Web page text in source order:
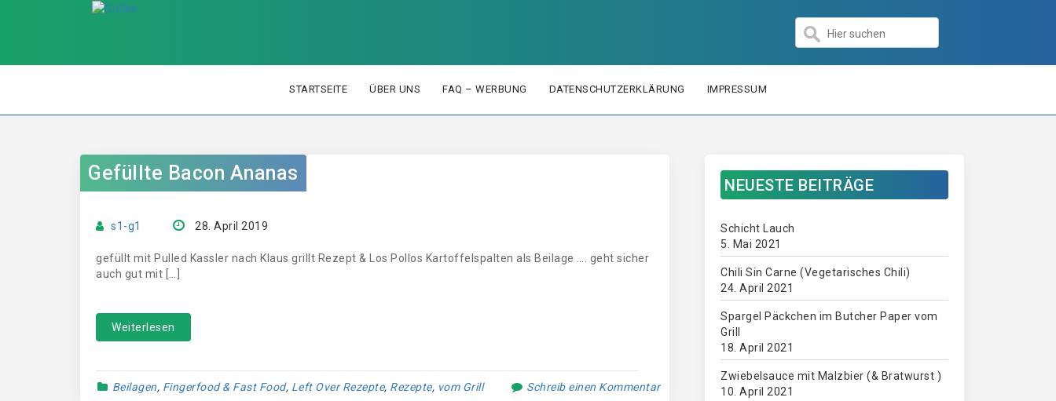
STARTSEITE ÜBER UNS FAQ – WERBUNG DATENSCHUTZERKLÄRUNG IMPRESSUM
Gefüllte Bacon Ananas
s1-g1 28. April 2019
gefüllt mit Pulled Kassler nach Klaus grillt Rezept & Los Pollos Kartoffelspalten als Beilage …. geht sicher
auch gut mit […]
Weiterlesen
Beilagen, Fingerfood & Fast Food, Left Over Rezepte, Rezepte, vom Grill Schreib einen Kommentar
NEUESTE BEITRÄGE
Schicht Lauch
5. Mai 2021
Chili Sin Carne (Vegetarisches Chili)
24. April 2021
Spargel Päckchen im Butcher Paper vom
Grill
18. April 2021
Zwiebelsauce mit Malzbier (& Bratwurst )
10. April 2021